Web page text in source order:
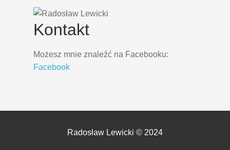
Kontakt
Możesz mnie znaleźć na Facebooku:
Facebook
Radosław Lewicki © 2024